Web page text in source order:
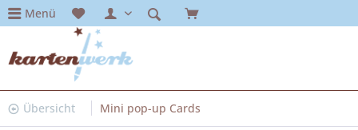
Menü
Übersicht Mini pop-up Cards